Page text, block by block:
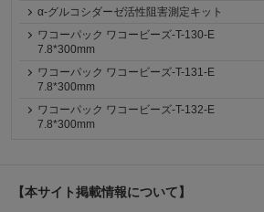
α-グルコシダーゼ活性阻害測定キット
ワコーパック ワコービーズ-T-130-E
7.8*300mm
ワコーパック ワコービーズ-T-131-E
7.8*300mm
ワコーパック ワコービーズ-T-132-E
7.8*300mm
【本サイト掲載情報について】